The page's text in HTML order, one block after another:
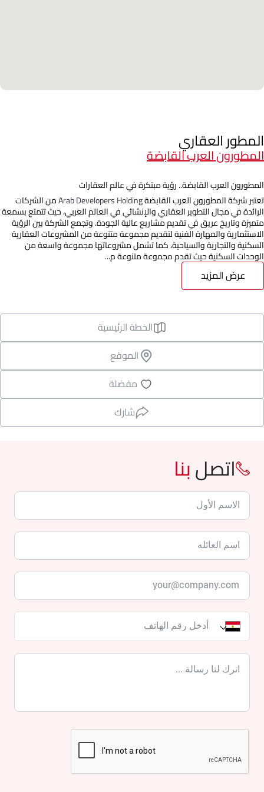
المطور العقاري
المطورون العرب القابضة
المطورون العرب القابضة.. رؤية مبتكرة في عالم العقارات
تعتبر شركة المطورون العرب القابضةArab Developers Holdingمن الشركات
الرائدة في مجال التطوير العقاري والإنشائي في العالم العربي، حيث تتمتع بسمعة
متميزة وتاريخ عريق في تقديم مشاريع عالية الجودة. وتجمع الشركة بين الرؤية
الاستثمارية والمهارة الفنية لتقديم مجموعة متنوعة من المشروعات العقارية
السكنية والتجارية والسياحية، كما تشمل مشروعاتها مجموعة واسعة من
الوحدات السكنية حيث تقدم مجموعة متنوعة م...
عرض المزيد
الخطة الرئيسية
الموقع
مفضلة
شارك
اتصلبنا